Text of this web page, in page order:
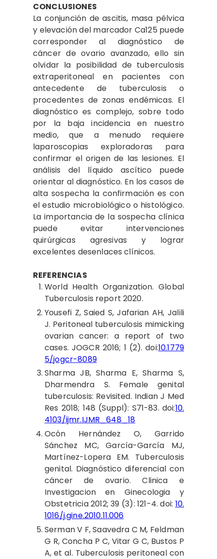
CONCLUSIONES
La conjunción de ascitis, masa pélvica
y elevación del marcador Ca125 puede
corresponder al diagnóstico de
cáncer de ovario avanzado, ello sin
olvidar la posibilidad de tuberculosis
extraperitoneal en pacientes con
antecedente de tuberculosis o
procedentes de zonas endémicas. El
diagnóstico es complejo, sobre todo
por la baja incidencia en nuestro
medio, que a menudo requiere
laparoscopias exploradoras para
confirmar el origen de las lesiones. El
análisis del líquido ascítico puede
orientar al diagnóstico. En los casos de
alta sospecha la confirmación es con
el estudio microbiológico o histológico.
La importancia de la sospecha clínica
puede evitar intervenciones
quirúrgicas agresivas y lograr
excelentes desenlaces clínicos.
REFERENCIAS
WorldHealth Organization. Global
Tuberculosis report 2020.
Yousefi Z, Saied S, Jafarian AH, Jalili
J. Peritoneal tuberculosis mimicking
ovarian cancer: a report of two
cases. JOGCR 2016; 1 (2). doi:10.1779
5/jogcr-8089
SharmaJB, Sharma E, Sharma S,
Dharmendra S. Female genital
tuberculosis: Revisited. Indian J Med
Res 2018; 148 (Suppl): S71-83. doi:10.
4103/ijmr.IJMR_648_18
Ocón Hernández O, Garrido
Sánchez MC, García-García MJ,
Martínez-Lopera EM. Tuberculosis
genital. Diagnóstico diferencial con
cáncer de ovario. Clinica e
Investigacion en Ginecologia y
Obstetricia 2012; 39 (3): 121-4. doi: 10.
1016/j.gine.2010.11.006
SermanV F, Saavedra C M, Feldman
G R, Concha P C, Vitar G C, Bustos P
A, et al. Tuberculosis peritoneal con